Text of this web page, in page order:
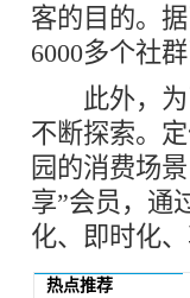
客的目的。
6000多个社
此外，为
不断探索。
园的消费场
享”会员，通
化、即时化
热点推荐